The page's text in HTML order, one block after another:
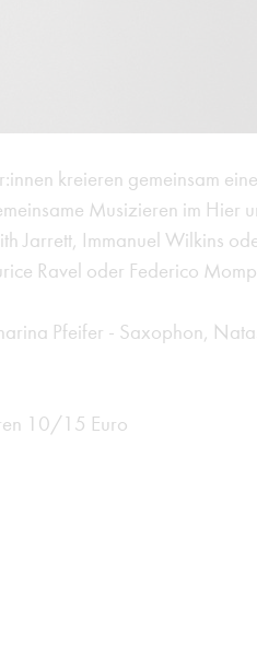
kreieren gemeinsam
Musizieren im Hier
Jarrett, Immanuel Wilkins
Ravel oder Federico
Pfeifer - Saxophon,
10/15 Euro